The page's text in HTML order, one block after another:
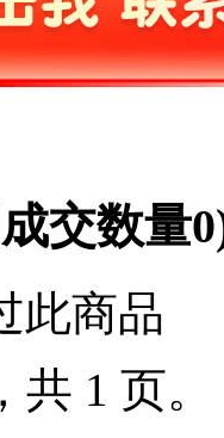
交数量0
此商品
共 1 页。